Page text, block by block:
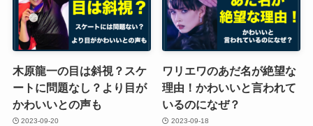
木原龍一の目は斜視？スケ
ートに問題なし？より目が
かわいいとの声も
2023-09-20
ワリエワのあだ名が絶望な
理由！かわいいと言われて
いるのになぜ？
2023-09-18